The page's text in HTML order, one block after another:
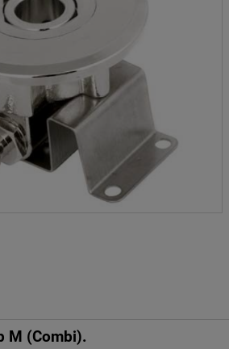
M (Combi).